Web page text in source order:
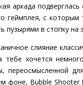
аркада
геймплея, с
пузырями в стопку
слияние
тебе хочется
переосмысленной
фоне, Bubble Shooter